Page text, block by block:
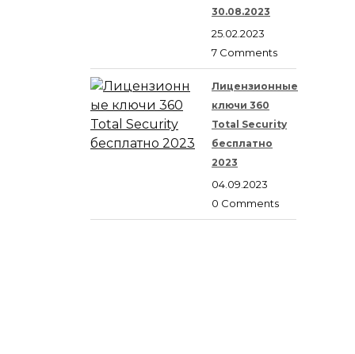
30.08.2023
25.02.2023
7 Comments
Лицензионные
ключи 360
Total Security
бесплатно
2023
04.09.2023
0 Comments